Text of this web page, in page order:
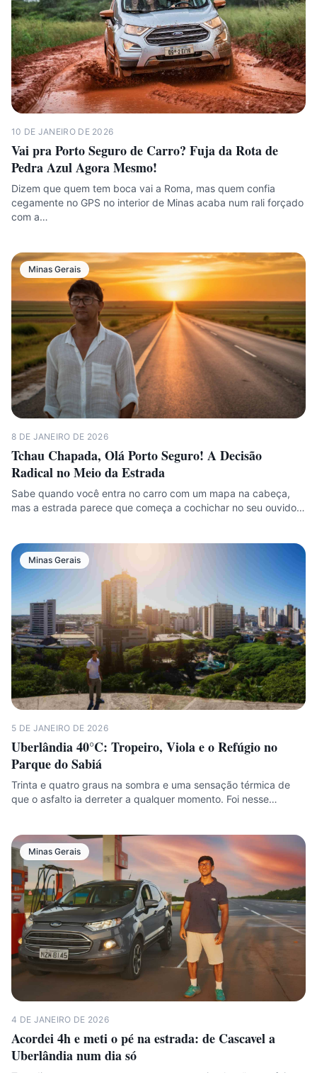
10 DE JANEIRO DE 2026
Vai pra Porto Seguro de Carro? Fuja da Rota de
Pedra Azul Agora Mesmo!
Dizem que quem tem boca vai a Roma, mas quem confia
cegamente no GPS no interior de Minas acaba num rali forçado
com a…
Minas Gerais
8 DE JANEIRO DE 2026
Tchau Chapada, Olá Porto Seguro! A Decisão
Radical no Meio da Estrada
Sabe quando você entra no carro com um mapa na cabeça,
mas a estrada parece que começa a cochichar no seu ouvido…
Minas Gerais
5 DE JANEIRO DE 2026
Uberlândia 40°C: Tropeiro, Viola e o Refúgio no
Parque do Sabiá
Trinta e quatro graus na sombra e uma sensação térmica de
que o asfalto ia derreter a qualquer momento. Foi nesse…
Minas Gerais
4 DE JANEIRO DE 2026
Acordei 4h e meti o pé na estrada: de Cascavel a
Uberlândia num dia só